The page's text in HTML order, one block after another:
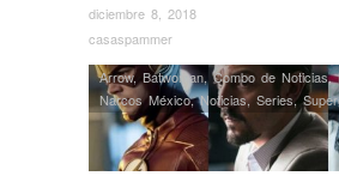
diciembre 8, 2018
casaspammer
Arrow, Batwoman,Combo de Noticias,
Narcos México,Noticias,Series,